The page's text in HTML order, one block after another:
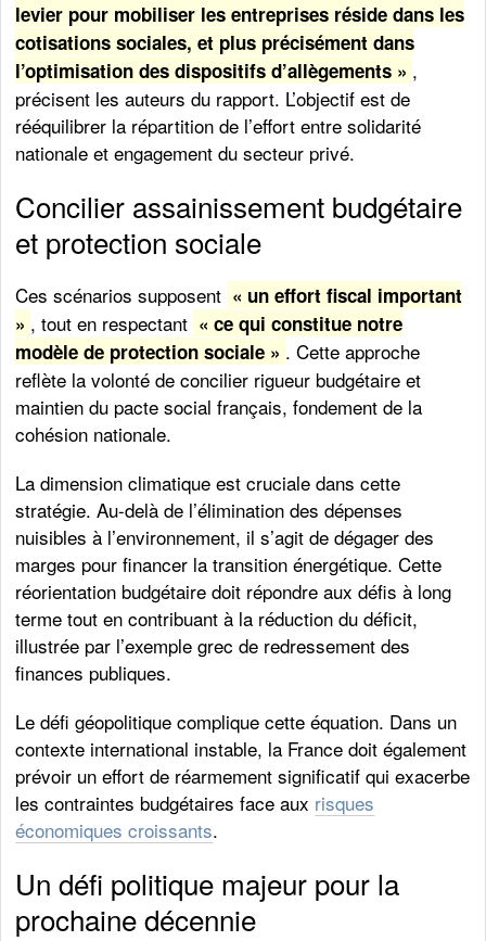
levier pour mobiliser les entreprises réside dans les
cotisations sociales, et plus précisément dans
l’optimisation des dispositifs d’allègements » ,
précisent les auteurs du rapport. L’objectif est de
rééquilibrer la répartition de l’effort entre solidarité
nationale et engagement du secteur privé.
Concilier assainissement budgétaire
et protection sociale
Ces scénarios supposent « un effort fiscal important
» , tout en respectant « ce qui constitue notre
modèle de protection sociale » . Cette approche
reflète la volonté de concilier rigueur budgétaire et
maintien du pacte social français, fondement de la
cohésion nationale.
La dimension climatique est cruciale dans cette
stratégie. Au-delà de l’élimination des dépenses
nuisibles à l’environnement, il s’agit de dégager des
marges pour financer la transition énergétique. Cette
réorientation budgétaire doit répondre aux défis à long
terme tout en contribuant à la réduction du déficit,
illustrée par l’exemple grec de redressement des
finances publiques.
Le défi géopolitique complique cette équation. Dans un
contexte international instable, la France doit également
prévoir un effort de réarmement significatif qui exacerbe
les contraintes budgétaires face aux risques
économiques croissants.
Un défi politique majeur pour la
prochaine décennie